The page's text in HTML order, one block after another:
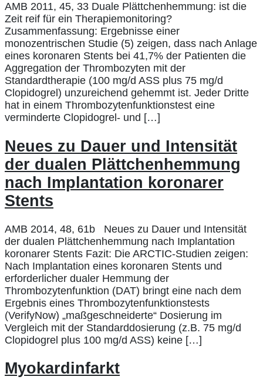
AMB 2011, 45, 33 Duale Plättchenhemmung: ist die
Zeit reif für ein Therapiemonitoring?
Zusammenfassung: Ergebnisse einer
monozentrischen Studie (5) zeigen, dass nach Anlage
eines koronaren Stents bei 41,7% der Patienten die
Aggregation der Thrombozyten mit der
Standardtherapie (100 mg/d ASS plus 75 mg/d
Clopidogrel) unzureichend gehemmt ist. Jeder Dritte
hat in einem Thrombozytenfunktionstest eine
verminderte Clopidogrel- und […]
Neues zu Dauer und Intensität
der dualen Plättchenhemmung
nach Implantation koronarer
Stents
AMB 2014, 48, 61b Neues zu Dauer und Intensität
der dualen Plättchenhemmung nach Implantation
koronarer Stents Fazit: Die ARCTIC-Studien zeigen:
Nach Implantation eines koronaren Stents und
erforderlicher dualer Hemmung der
Thrombozytenfunktion (DAT) bringt eine nach dem
Ergebnis eines Thrombozytenfunktionstests
(VerifyNow) „maßgeschneiderte“ Dosierung im
Vergleich mit der Standarddosierung (z.B. 75 mg/d
Clopidogrel plus 100 mg/d ASS) keine […]
Myokardinfarkt